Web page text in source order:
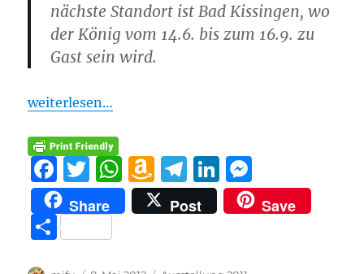
nächste Standort ist Bad Kissingen, wo
der König vom 14.6. bis zum 16.9. zu
Gast sein wird.
weiterlesen…
F
a
c
e
T
w
it
te
W
h
at
A
m
a
T
el
e
Li
n
k
e
ss
Share Post Save
T